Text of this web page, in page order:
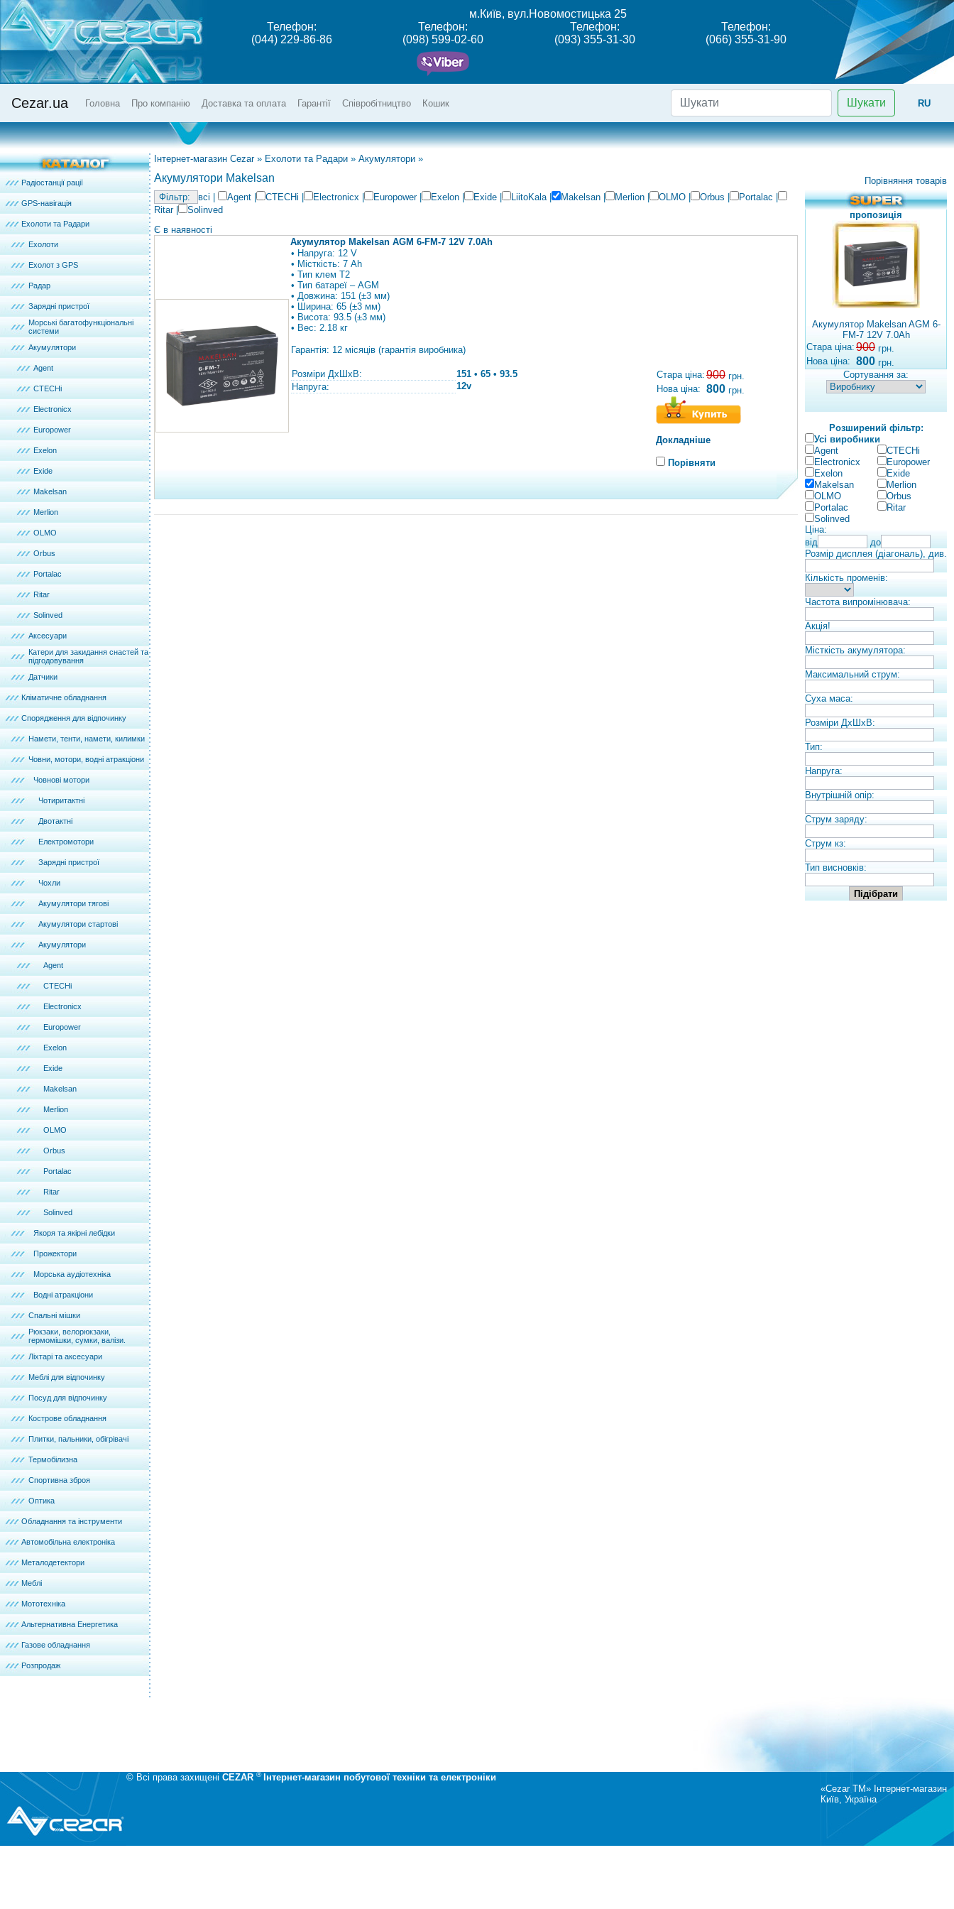
м.Київ, вул.Новомостицька 25
Телефон:
(044) 229-86-86
Телефон:
(098) 599-02-60
Телефон:
(093) 355-31-30
Телефон:
(066) 355-31-90
Cezar.ua Головна Про компанію Доставка та оплата Гарантії Співробітництво Кошик Шукати RU
Радіостанції рації
GPS-навігація
Ехолоти та Радари
Ехолоти
Ехолот з GPS
Радар
Зарядні пристрої
Морські багатофункціональні
системи
Акумулятори
Agent
CTECHi
Electronicx
Europower
Exelon
Exide
Makelsan
Merlion
OLMO
Orbus
Portalac
Ritar
Solinved
Аксесуари
Катери для закидання снастей та
підгодовування
Датчики
Кліматичне обладнання
Спорядження для відпочинку
Намети, тенти, намети, килимки
Човни, мотори, водні атракціони
Човнові мотори
Чотиритактні
Двотактні
Електромотори
Зарядні пристрої
Чохли
Акумулятори тягові
Акумулятори стартові
Акумулятори
Agent
CTECHi
Electronicx
Europower
Exelon
Exide
Makelsan
Merlion
OLMO
Orbus
Portalac
Ritar
Solinved
Якоря та якірні лебідки
Прожектори
Морська аудіотехніка
Водні атракціони
Спальні мішки
Рюкзаки, велорюкзаки,
гермомішки, сумки, валізи.
Ліхтарі та аксесуари
Меблі для відпочинку
Посуд для відпочинку
Кострове обладнання
Плитки, пальники, обігрівачі
Термобілизна
Спортивна зброя
Оптика
Обладнання та інструменти
Автомобільна електроніка
Металодетектори
Меблі
Мототехніка
Альтернативна Енергетика
Газове обладнання
Розпродаж
Інтернет-магазин Cezar » Ехолоти та Радари » Акумулятори »
Акумулятори Makelsan
Порівняння товарів
всі
Agent CTECHi Electronicx Europower| Exelon Exide LiitoKala| Makelsan Merlion OLMO Orbus Portalac
Ritar|
Solinved
Є в наявності
Акумулятор Makelsan AGM 6-FM-7 12V 7.0Ah
• Напруга: 12 V
• Місткість: 7 Ah
• Тип клем Т2
• Тип батареї – AGM
• Довжина: 151 (±3 мм)
• Ширина: 65 (±3 мм)
• Висота: 93.5 (±3 мм)
• Вес: 2.18 кг
Гарантія: 12 місяців (гарантія виробника)
Розміри ДхШхВ:
151 • 65 • 93.5
Напруга:
12v
Стара ціна: 900 грн.
Нова ціна: 800 грн.
Докладніше
Порівняти
пропозиція
Акумулятор Makelsan AGM 6-
FM-7 12V 7.0Ah
Стара ціна: 900 грн.
Нова ціна: 800 грн.
Сортування за:
Розширений фільтр:
Усі виробники
Agent
CTECHi
Electronicx
Europower
Exelon
Exide
Makelsan
Merlion
OLMO
Orbus
Portalac
Ritar
Solinved
Ціна:
від
до
Розмір дисплея (діагональ), див.
Кількість променів:
Частота випромінювача:
Акція!
Місткість акумулятора:
Максимальний струм:
Суха маса:
Розміри ДхШхВ:
Тип:
Напруга:
Внутрішній опір:
Струм заряду:
Струм кз:
Тип висновків:
© Всі права захищені CEZAR ® Інтернет-магазин побутової техніки та електроніки
«Cezar TM» Інтернет-магазин
Київ, Україна